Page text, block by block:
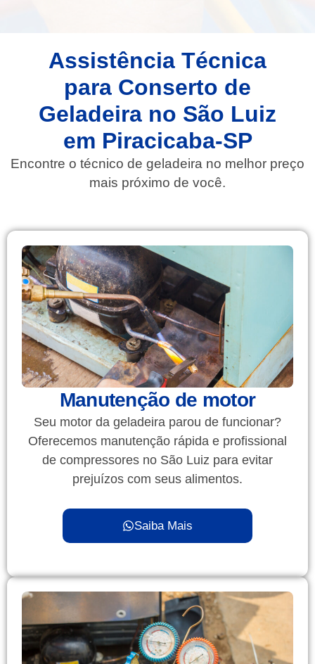
Assistência Técnica
para Conserto de
Geladeira no São Luiz
em Piracicaba-SP
Encontre o técnico de geladeira no melhor preço
mais próximo de você.
Manutenção de motor
Seu motor da geladeira parou de funcionar?
Oferecemos manutenção rápida e profissional
de compressores no São Luiz para evitar
prejuízos com seus alimentos.
Saiba Mais